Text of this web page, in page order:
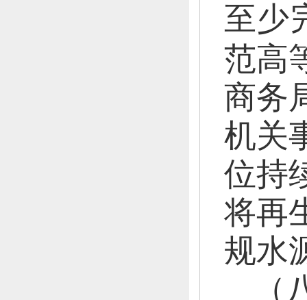
至少
范高
商务
机关
位持
将再
规水
（